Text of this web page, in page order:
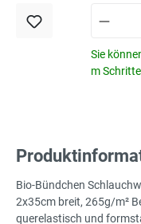
Sie
m
Bio-Bündchen
2x35cm breit, 265g/m²
querelastisch und